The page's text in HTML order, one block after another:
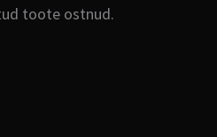
toote ostnud.